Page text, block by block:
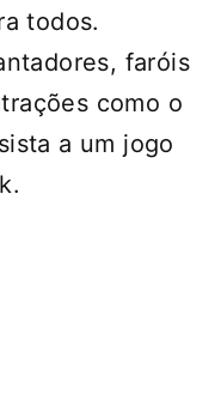
todos.
faróis
como o
a um jogo